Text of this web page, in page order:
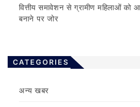
वित्तीय समावेशन से ग्रामीण महिलाओं
बनाने पर जोर
CATEGORIES
अन्य खबर